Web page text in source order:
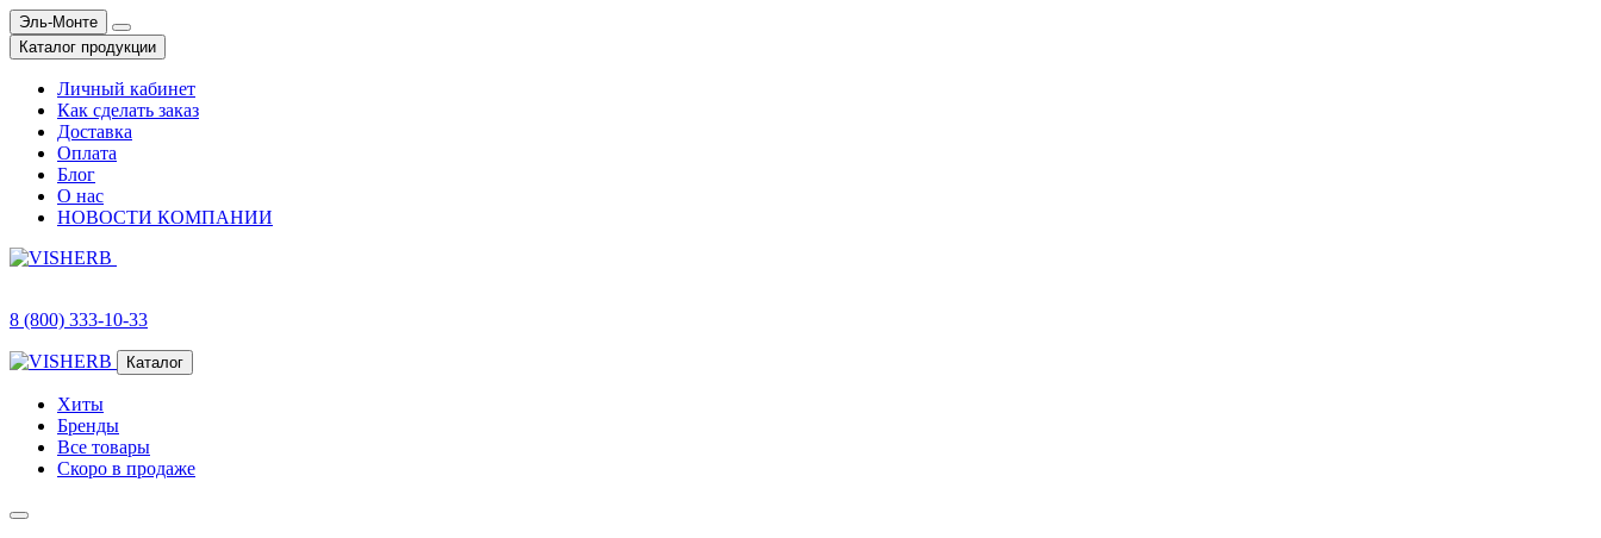
Эль-Монте
Каталог продукции
Личный кабинет
Как сделать заказ
Доставка
Оплата
Блог
О нас
НОВОСТИ КОМПАНИИ
8 (800) 333-10-33
Каталог
Хиты
Бренды
Все товары
Скоро в продаже